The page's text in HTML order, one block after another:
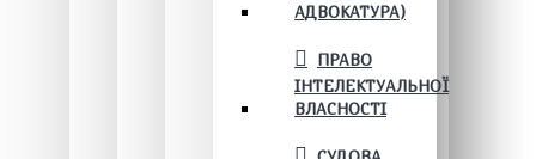
АДВОКАТУРА)
ПРАВО
ІНТЕЛЕКТУАЛЬНОЇ
ВЛАСНОСТІ